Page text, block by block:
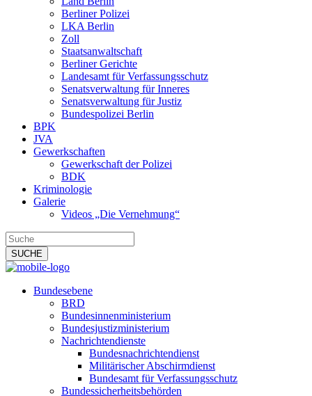
Berliner Polizei
LKA Berlin
Zoll
Staatsanwaltschaft
Berliner Gerichte
Landesamt für Verfassungsschutz
Senatsverwaltung für Inneres
Senatsverwaltung für Justiz
Bundespolizei Berlin
BPK
JVA
Gewerkschaften
Gewerkschaft der Polizei
BDK
Kriminologie
Galerie
Videos „Die Vernehmung“
Bundesebene
BRD
Bundesinnenministerium
Bundesjustizministerium
Nachrichtendienste
Bundesnachrichtendienst
Militärischer Abschirmdienst
Bundesamt für Verfassungsschutz
Bundessicherheitsbehörden